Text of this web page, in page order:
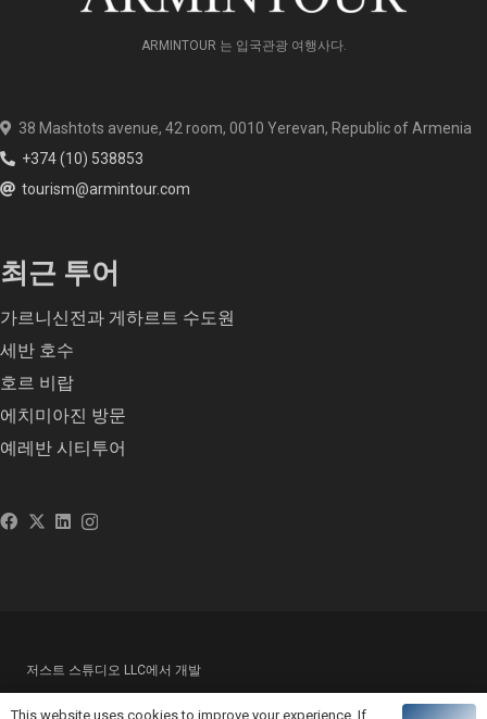
ARMINTOUR 는 입국관광 여행사다.
38 Mashtots avenue, 42 room, 0010 Yerevan, Republic of Armenia
+374 (10) 538853
tourism@armintour.com
최근 투어
가르니신전과 게하르트 수도원
세반 호수
호르 비랍
에치미아진 방문
예레반 시티투어
저스트 스튜디오 LLC에서 개발
This website uses cookies to improve your experience. If